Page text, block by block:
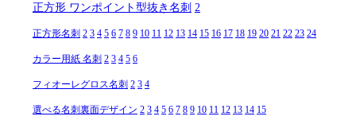
正方形 ワンポイント型抜き名刺 2
正方形名刺 2 3 4 5 6 7 8 9 10 11 12 13 14 15 16 17 18 19 20 21 22 23 24
カラー用紙 名刺 2 3 4 5 6
フィオーレグロス名刺 2 3 4
選べる名刺裏面デザイン 2 3 4 5 6 7 8 9 10 11 12 13 14 15